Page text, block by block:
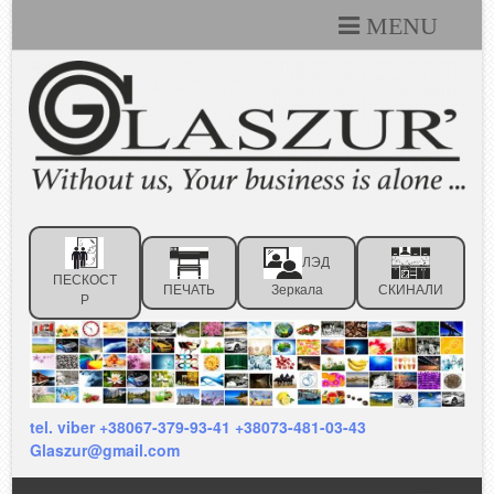
MENU
Каталоги
Технические условия
Портфолио
Контакты
Отзывы клиентов
ПЕСКОСТ
Р
ПЕЧАТЬ
ЛЭД
Зеркала
СКИНАЛИ
tel. viber +38067-379-93-41 +38073-481-03-43
Glaszur@gmail.com